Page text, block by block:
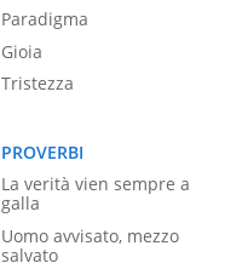
Paradigma
Gioia
Tristezza
PROVERBI
La verità vien sempre a
galla
Uomo avvisato, mezzo
salvato